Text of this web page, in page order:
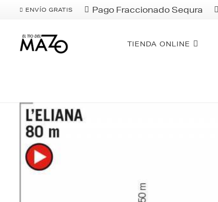
ENVÍO GRATIS Pago Fraccionado Sequra
TIENDA ONLINE